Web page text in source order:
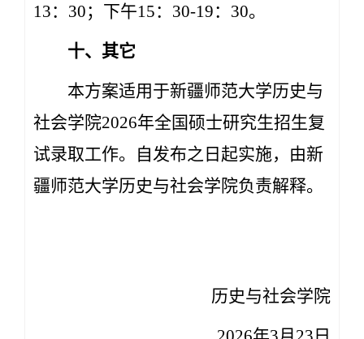
13：30；下午15：30-19：30。
十、其它
本方案适用于新疆师范大学历史与
社会学院2026年全国硕士研究生招生复
试录取工作。自发布之日起实施，由新
疆师范大学历史与社会学院负责解释。
历史与社会学院